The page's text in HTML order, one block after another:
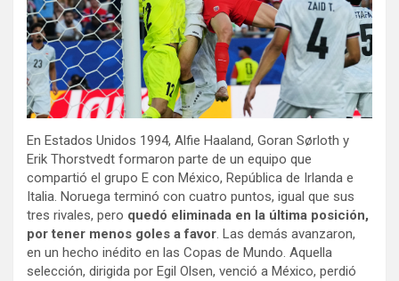
En Estados Unidos 1994, Alfie Haaland, Goran Sørloth y
Erik Thorstvedt formaron parte de un equipo que
compartió el grupo E con México, República de Irlanda e
Italia. Noruega terminó con cuatro puntos, igual que sus
tres rivales, pero quedó eliminada en la última posición,
por tener menos goles a favor. Las demás avanzaron,
en un hecho inédito en las Copas de Mundo. Aquella
selección, dirigida por Egil Olsen, venció a México, perdió